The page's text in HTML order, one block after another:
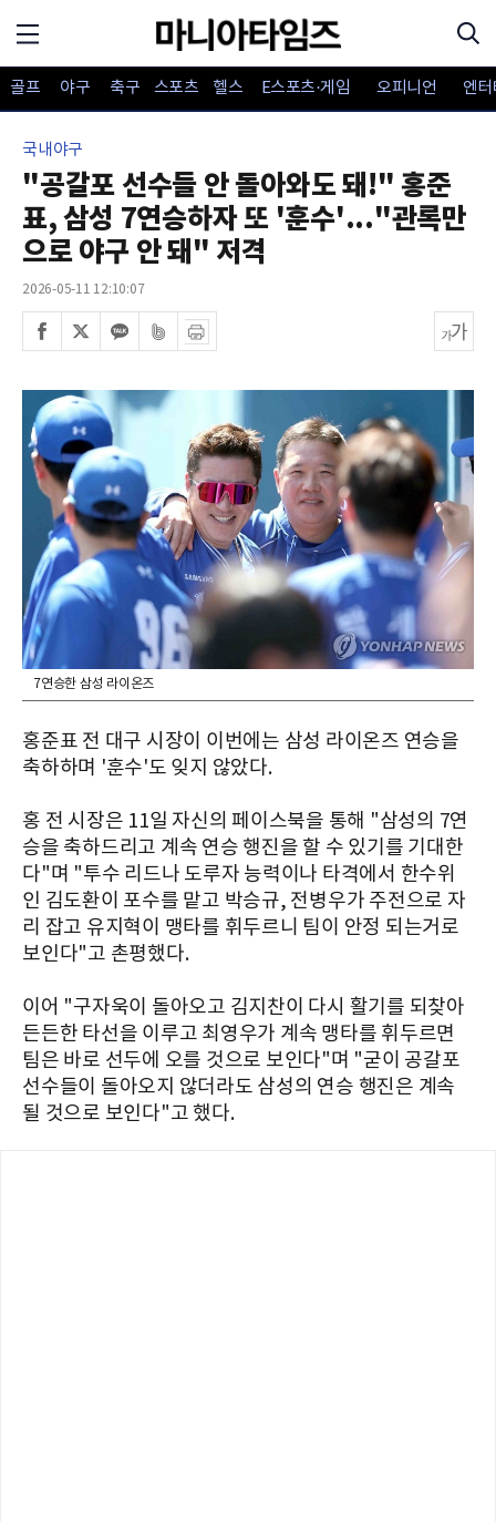
골프 야구 축구 스포츠 헬스 E스포츠·게임 오피니언 엔
국내야구
"공갈포 선수들 안 돌아와도 돼!" 홍준
표, 삼성 7연승하자 또 '훈수'..."관록만
으로 야구 안 돼" 저격
2026-05-11 12:10:07
7연승한 삼성 라이온즈
홍준표 전 대구 시장이 이번에는 삼성 라이온즈 연승을
축하하며 '훈수'도 잊지 않았다.
홍 전 시장은 11일 자신의 페이스북을 통해 "삼성의 7연
승을 축하드리고 계속 연승 행진을 할 수 있기를 기대한
다"며 "투수 리드나 도루자 능력이나 타격에서 한수위
인 김도환이 포수를 맡고 박승규, 전병우가 주전으로 자
리 잡고 유지혁이 맹타를 휘두르니 팀이 안정 되는거로
보인다"고 촌평했다.
이어 "구자욱이 돌아오고 김지찬이 다시 활기를 되찾아
든든한 타선을 이루고 최영우가 계속 맹타를 휘두르면
팀은 바로 선두에 오를 것으로 보인다"며 "굳이 공갈포
선수들이 돌아오지 않더라도 삼성의 연승 행진은 계속
될 것으로 보인다"고 했다.